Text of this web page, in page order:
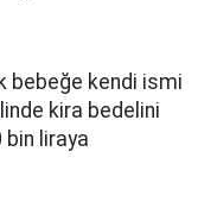
bebeğe kendi ismi
kira bedelini
bin liraya